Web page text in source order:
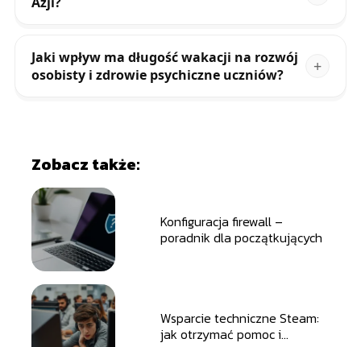
Jaki wpływ ma długość wakacji na rozwój
osobisty i zdrowie psychiczne uczniów?
Zobacz także:
Konfiguracja firewall –
poradnik dla początkujących
Wsparcie techniczne Steam:
jak otrzymać pomoc i